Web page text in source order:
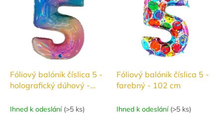
Fóliový balónik číslica 5 -
holografický dúhový -
Ihned k odeslání (>5 ks)
Fóliový balónik číslica 5 -
farebný - 102 cm
Ihned k odeslání (>5 ks)